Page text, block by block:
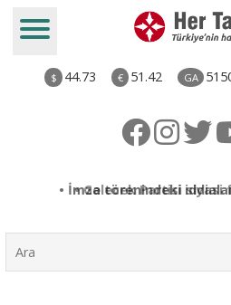
$ 44.73 € 51.42 GA
• Gelecek Partisi siyasi